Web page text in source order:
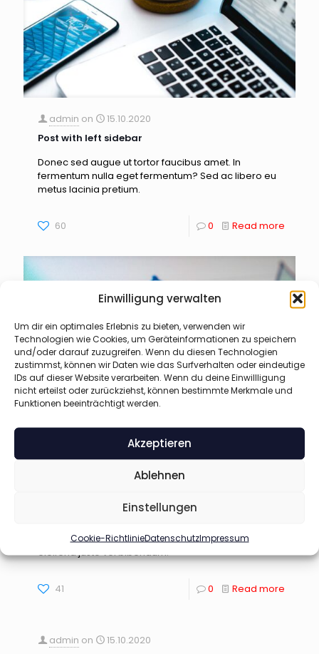
Einwilligung verwalten
Um dir ein optimales Erlebnis zu bieten, verwenden wir
Technologien wie Cookies, um Geräteinformationen zu speichern
und/oder darauf zuzugreifen. Wenn du diesen Technologien
zustimmst, können wir Daten wie das Surfverhalten oder eindeutige
IDs auf dieser Website verarbeiten. Wenn du deine Einwillligung
nicht erteilst oder zurückziehst, können bestimmte Merkmale und
Funktionen beeinträchtigt werden.
Akzeptieren
Ablehnen
Einstellungen
Cookie-RichtlinieDatenschutzImpressum
admin on
15.10.2020
Post with left sidebar
Donec sed augue ut tortor faucibus amet. In
fermentum nulla eget fermentum? Sed ac libero eu
metus lacinia pretium.
60 0 Read more
15.10.2020
Post with BeBuilder
Quisque lorem tortor fringilla sed, vestibulum id,
eleifend justo vel bibendum.
41 0 Read more
admin on
15.10.2020